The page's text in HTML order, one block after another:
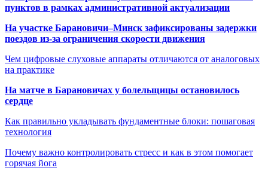
пунктов в рамках административной актуализации
На участке Барановичи–Минск зафиксированы задержки
поездов из-за ограничения скорости движения
Чем цифровые слуховые аппараты отличаются от аналоговых
на практике
На матче в Барановичах у болельщицы остановилось
сердце
Как правильно укладывать фундаментные блоки: пошаговая
технология
Почему важно контролировать стресс и как в этом помогает
горячая йога